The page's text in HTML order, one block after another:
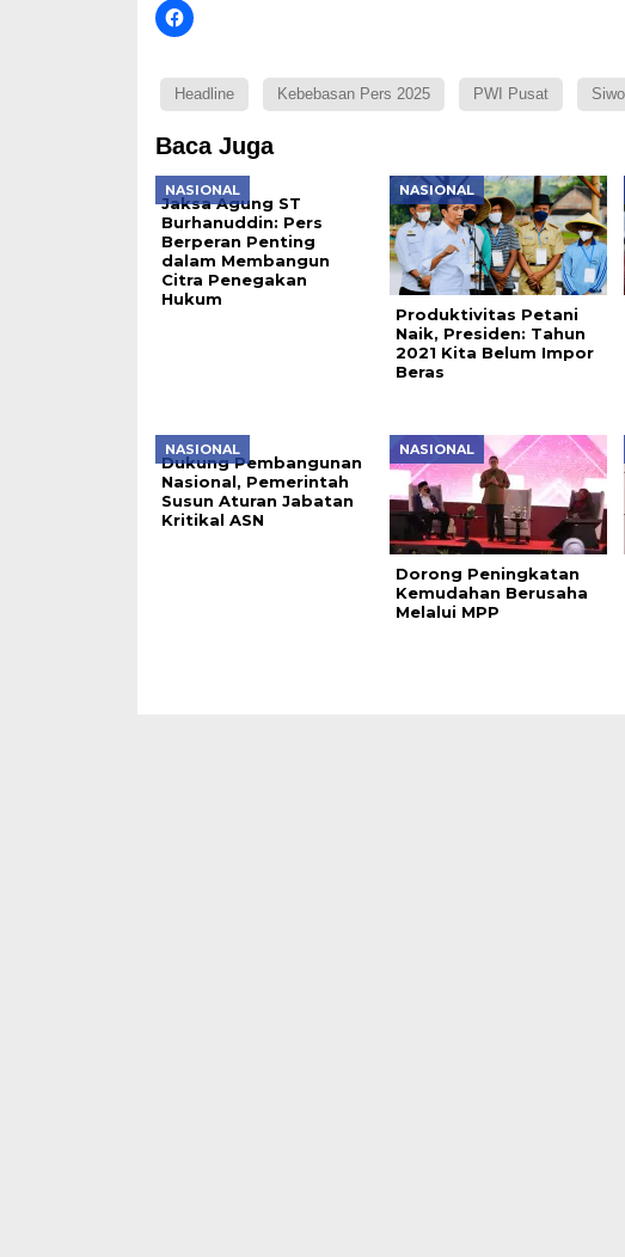
Headline Kebebasan Pers 2025 PWI Pusat
Baca Juga
NASIONAL
Jaksa Agung ST
Burhanuddin: Pers
Berperan Penting
dalam Membangun
Citra Penegakan
Hukum
NASIONAL
Produktivitas Petani
Naik, Presiden: Tahun
2021 Kita Belum Impor
Beras
NASIONAL
Dukung Pembangunan
Nasional, Pemerintah
Susun Aturan Jabatan
Kritikal ASN
NASIONAL
Dorong Peningkatan
Kemudahan Berusaha
Melalui MPP